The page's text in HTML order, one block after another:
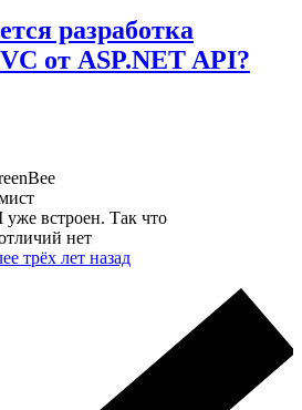
разработка
от ASP.NET API?
встроен. Так что
нет
трёх лет назад